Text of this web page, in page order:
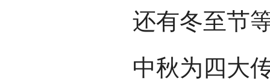
还有冬至节
中秋为四大